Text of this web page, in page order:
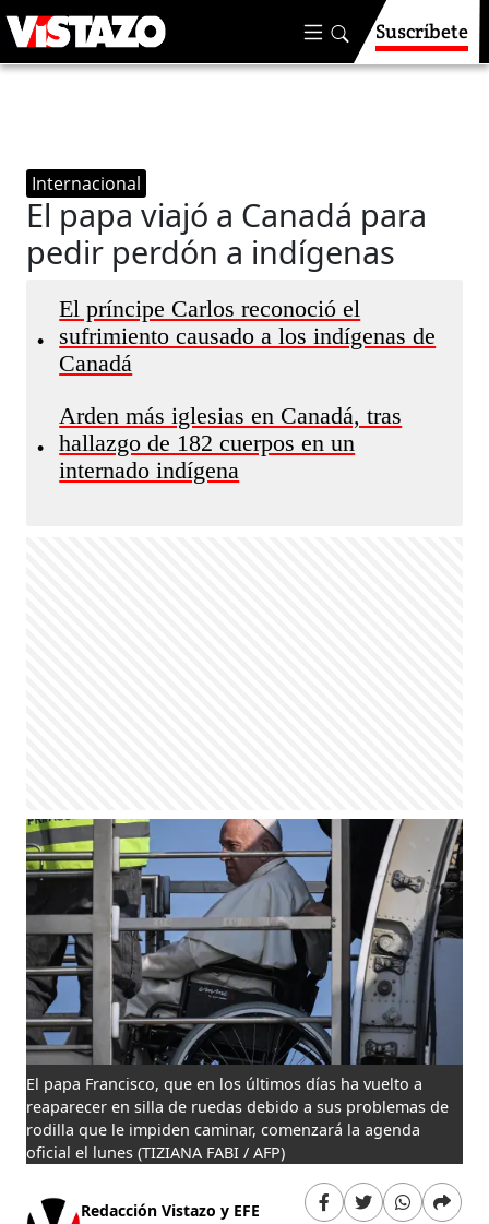
Suscríbete
Internacional
El papa viajó a Canadá para
pedir perdón a indígenas
•
El príncipe Carlos reconoció el
sufrimiento causado a los indígenas de
Canadá
•
Arden más iglesias en Canadá, tras
hallazgo de 182 cuerpos en un
internado indígena
El papa Francisco, que en los últimos días ha vuelto a
reaparecer en silla de ruedas debido a sus problemas de
rodilla que le impiden caminar, comenzará la agenda
oficial el lunes (TIZIANA FABI / AFP)
Redacción Vistazo y EFE